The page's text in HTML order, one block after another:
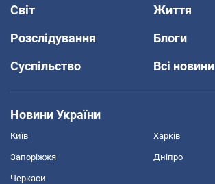
Світ
Життя
Розслідування
Блоги
Суспільство
Всі новини
Новини України
Київ Харків
Запоріжжя Дніпро
Черкаси